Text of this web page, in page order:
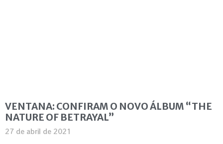
VENTANA: CONFIRAM O NOVO ÁLBUM “THE
NATURE OF BETRAYAL”
27 de abril de 2021